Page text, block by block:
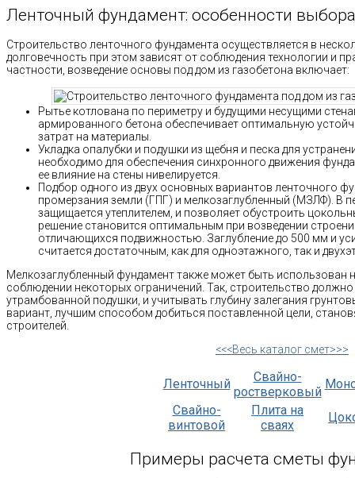
Ленточный фундамент: особенности выбора
Строительство ленточного фундамента осуществляется в
долговечность при этом зависят от соблюдения технологии и
частности, возведение основы под дом из газобетона включает:
Рытье котлована по периметру и будущими несущими
армированного бетона обеспечивает оптимальную
затрат на материалы.
Укладка опалубки и подушки из щебня и песка для
необходимо для обеспечения синхронного движения
ее влияние на стены нивелируется.
Подбор одного из двух основных вариантов ленточного
промерзания земли (ГПГ) и мелкозаглубленный (МЗЛФ). В
защищается утеплителем, и позволяет обустроить
решение становится оптимальным при возведении
отличающихся подвижностью. Заглубление до 500 мм и
считается достаточным, как для одноэтажного, так и
Мелкозаглубленный фундамент также может быть использован
соблюдении некоторых ограничений. Так, строительство
утрамбованной подушки, и учитывать глубину залегания
вариант, лучшим способом добиться поставленной цели,
строителей.
<<<Весь каталог смет>>>
Ленточный
Свайно-
ростверковый
Свайно-
винтовой
Плита на
сваях
Примеры расчета сметы